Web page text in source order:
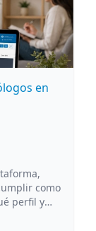
en
como
perfil y